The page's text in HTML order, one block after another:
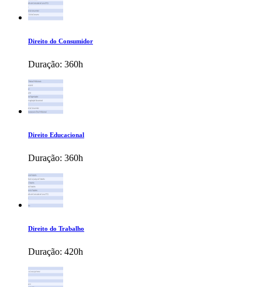
Direito do Consumidor
Duração: 360h
Direito Educacional
Duração: 360h
Direito do Trabalho
Duração: 420h